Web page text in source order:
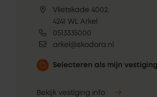
Vlietskade 4002,
4241 WL Arkel
0513335000
arkel@skodora.nl
Selecteren als mijn vestiging
Bekijk vestiging info